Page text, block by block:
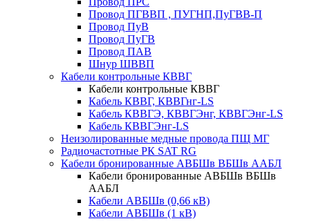
Провод ПГВВП , ПУГНП,ПуГВВ-П
Провод ПуВ
Провод ПуГВ
Провод ПАВ
Шнур ШВВП
Кабели контрольные КВВГ
Кабели контрольные КВВГ
Кабель КВВГ, КВВГнг-LS
Кабель КВВГЭ, КВВГЭнг, КВВГЭнг-LS
Кабель КВВГЭнг-LS
Неизолированные медные провода ПЩ МГ
Радиочастотные РК SAT RG
Кабели бронированные АВБШв ВБШв ААБЛ
Кабели бронированные АВБШв ВБШв
ААБЛ
Кабели АВБШв (0,66 кВ)
Кабели АВБШв (1 кВ)